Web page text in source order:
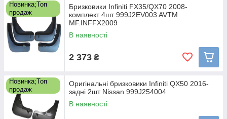
Новинка;Топ
продаж
Бризковики Infiniti FX35/QX70 2008-
комплект 4шт 999J2EV003 AVTM
MF.INFFX2009
В наявності
2 373 ₴
Новинка;Топ
продаж
Оригінальні бризковики Infiniti QX50 2016-
задні 2шт Nissan 999J254004
В наявності